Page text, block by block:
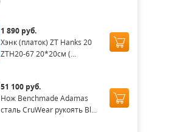
1 890 руб.
Хэнк (платок) ZT Hanks 20
ZTH20-67 20*20см (...
51 100 руб.
Нож Benchmade Adamas
сталь CruWear рукоять Bl...